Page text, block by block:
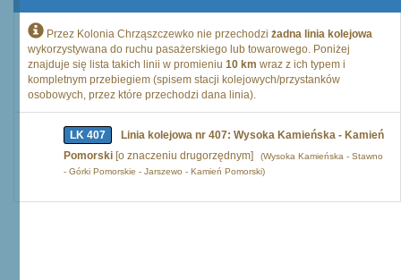
Przez Kolonia Chrząszczewko nie przechodzi żadna linia kolejowa
wykorzystywana do ruchu pasażerskiego lub towarowego. Poniżej
znajduje się lista takich linii w promieniu 10 km wraz z ich typem i
kompletnym przebiegiem (spisem stacji kolejowych/przystanków
osobowych, przez które przechodzi dana linia).
LK 407
Linia kolejowa nr 407: Wysoka Kamieńska - Kamień
Pomorski [o znaczeniu drugorzędnym]
(Wysoka Kamieńska - Stawno
- Górki Pomorskie - Jarszewo - Kamień Pomorski)